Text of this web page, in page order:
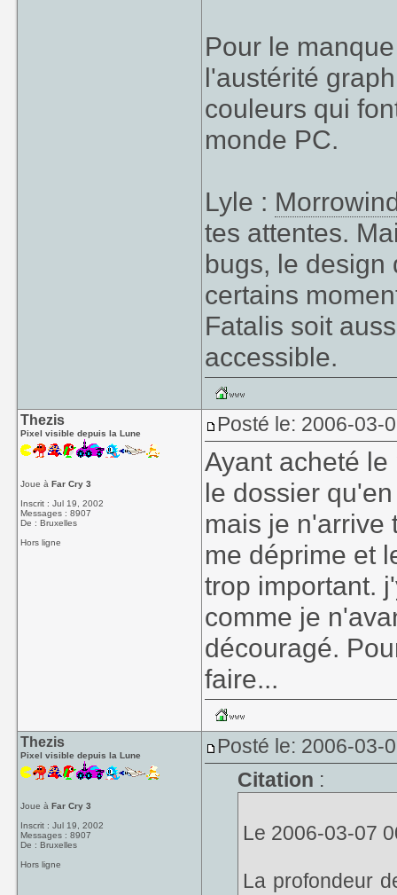
Pour le
l'austérité
couleurs qui
monde PC.
Lyle :
tes attentes.
bugs, le design
certains
Fatalis soit
accessible.
Thezis
Pixel visible depuis la Lune
Joue àFar Cry 3
Inscrit : Jul 19, 2002
Messages : 8907
De : Bruxelles
Hors ligne
Posté le: 2006-03-
Ayant acheté
le dossier
mais je n'arrive
me déprime et
trop important.
comme je
découragé.
faire...
Thezis
Pixel visible depuis la Lune
Joue àFar Cry 3
Inscrit : Jul 19, 2002
Messages : 8907
De : Bruxelles
Hors ligne
Posté le: 2006-03-
Citation :
Le 2006-03-07
La profondeur